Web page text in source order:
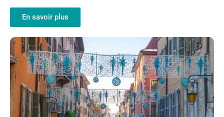
En savoir plus